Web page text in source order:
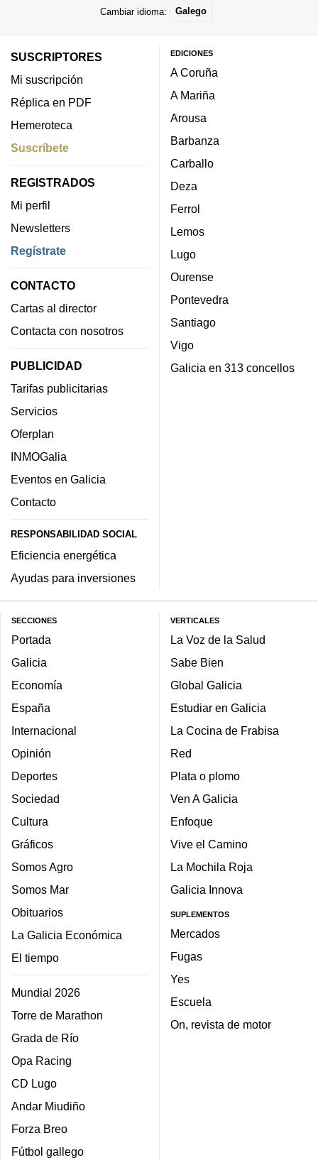
Cambiar idioma: Galego
SUSCRIPTORES
Mi suscripción
Réplica en PDF
Hemeroteca
Suscríbete
REGISTRADOS
Mi perfil
Newsletters
Regístrate
CONTACTO
Cartas al director
Contacta con nosotros
PUBLICIDAD
Tarifas publicitarias
Servicios
Oferplan
INMOGalia
Eventos en Galicia
Contacto
RESPONSABILIDAD SOCIAL
Eficiencia energética
Ayudas para inversiones
EDICIONES
A Coruña
A Mariña
Arousa
Barbanza
Carballo
Deza
Ferrol
Lemos
Lugo
Ourense
Pontevedra
Santiago
Vigo
Galicia en 313 concellos
SECCIONES
Portada
Galicia
Economía
España
Internacional
Opinión
Deportes
Sociedad
Cultura
Gráficos
Somos Agro
Somos Mar
Obituarios
La Galicia Económica
El tiempo
Mundial 2026
Torre de Marathon
Grada de Río
Opa Racing
CD Lugo
Andar Miudiño
Forza Breo
Fútbol gallego
VERTICALES
La Voz de la Salud
Sabe Bien
Global Galicia
Estudiar en Galicia
La Cocina de Frabisa
Red
Plata o plomo
Ven A Galicia
Enfoque
Vive el Camino
La Mochila Roja
Galicia Innova
SUPLEMENTOS
Mercados
Fugas
Yes
Escuela
On, revista de motor